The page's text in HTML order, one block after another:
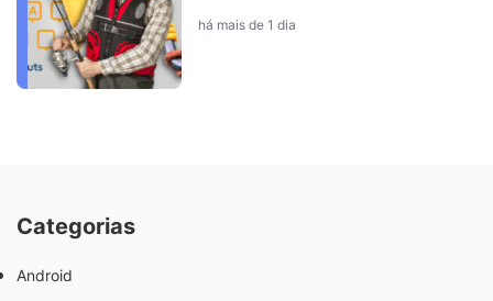
há mais de 1 dia
Categorias
Android